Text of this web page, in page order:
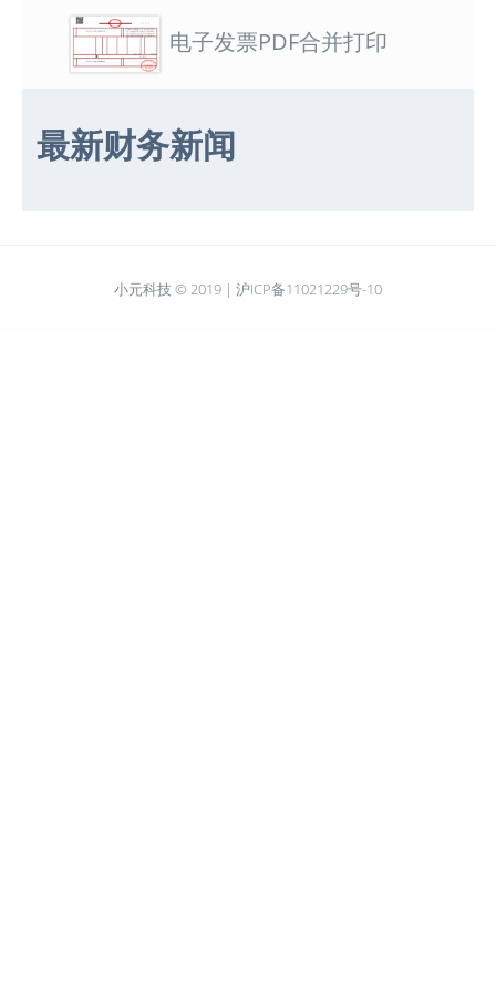
电子发票PDF合并打印
最新财务新闻
小元科技 © 2019 | 沪ICP备11021229号-10